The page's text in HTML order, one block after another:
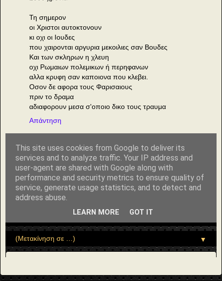
Τη σημερον
οι Χριστοι αυτοκτονουν
κι οχι οι Ιουδες
που χαιρονται αργυρια μεκοιλιες σαν Βουδες
Και των σκληρων η χλευη
οχι Ρωμαιων πολεμικων ή περηφανων
αλλα κρυφη σαν καποιονα που κλεβει.
Οσον δε αφορα τους Φαρισαιους
πριν το δραμα
αδιαφορουν μεσα σ'οποιο δικο τους τραυμα
Απάντηση